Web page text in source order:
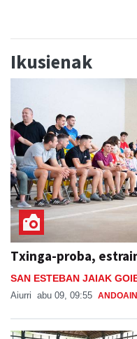
Ikusienak
Txinga-proba,
SAN ESTEBAN JAIAK
Aiurri abu 09, 09:55 ANDOAIN